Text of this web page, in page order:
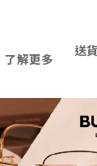
了解更多
送